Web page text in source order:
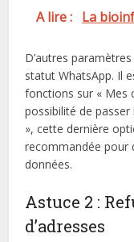
A lire : La
D’autres
statut WhatsApp. Il
fonctions sur « Mes
possibilité de
», cette dernière
recommandée pour
données.
Astuce 2 :
d’adresses